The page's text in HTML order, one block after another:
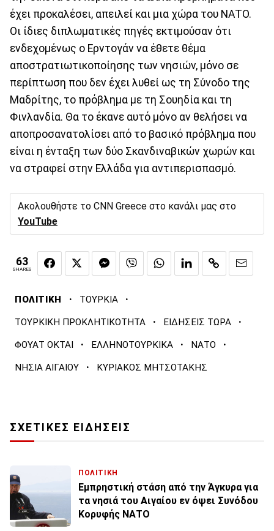
έχει προκαλέσει, απειλεί και μια χώρα του ΝΑΤΟ.
Οι ίδιες διπλωματικές πηγές εκτιμούσαν ότι
ενδεχομένως ο Ερντογάν να έθετε θέμα
αποστρατιωτικοποίησης των νησιών, μόνο σε
περίπτωση που δεν έχει λυθεί ως τη Σύνοδο της
Μαδρίτης, το πρόβλημα με τη Σουηδία και τη
Φινλανδία. Θα το έκανε αυτό μόνο αν θελήσει να
αποπροσανατολίσει από το βασικό πρόβλημα που
είναι η ένταξη των δύο Σκανδιναβικών χωρών και
να στραφεί στην Ελλάδα για αντιπερισπασμό.
Ακολουθήστε το CNN Greece στο κανάλι μας στο
YouTube
63
SHARES
ΠΟΛΙΤΙΚΗ · ΤΟΥΡΚΙΑ ·
ΤΟΥΡΚΙΚΗ ΠΡΟΚΛΗΤΙΚΟΤΗΤΑ · ΕΙΔΗΣΕΙΣ ΤΩΡΑ ·
ΦΟΥΑΤ ΟΚΤΑΙ · ΕΛΛΗΝΟΤΟΥΡΚΙΚΑ · ΝΑΤΟ ·
ΝΗΣΙΑ ΑΙΓΑΙΟΥ · ΚΥΡΙΑΚΟΣ ΜΗΤΣΟΤΑΚΗΣ
ΣΧΕΤΙΚΕΣ ΕΙΔΗΣΕΙΣ
ΠΟΛΙΤΙΚΗ
Εμπρηστική στάση από την Άγκυρα για
τα νησιά του Αιγαίου εν όψει Συνόδου
Κορυφής ΝΑΤΟ